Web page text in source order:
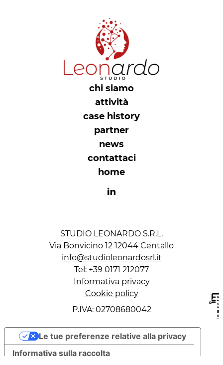
chi siamo
attività
case history
partner
news
contattaci
home
STUDIO LEONARDO S.R.L.
Via Bonvicino 12 12044 Centallo
info@studioleonardosrl.it
Tel: +39 0171 212077
Informativa privacy
Cookie policy
P.IVA: 02708680042
Informativa sulla raccolta
Le tue preferenze relative alla privacy